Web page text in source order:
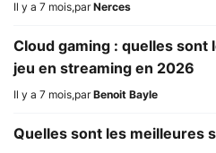
Il y a 7 mois,par Nerces
Cloud gaming : quelles sont
jeu en streaming en 2026
Il y a 7 mois,par Benoit Bayle
Quelles sont les meilleures